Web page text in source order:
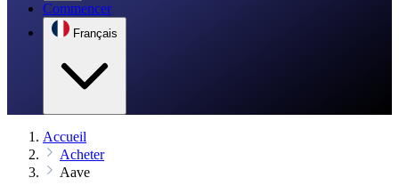
Commencer
Français
Accueil
Acheter
Aave